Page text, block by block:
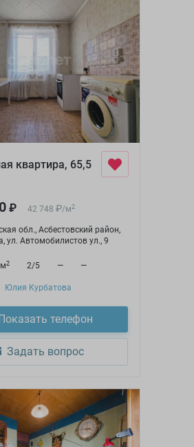
квартира, 65,5
₽ 42 748 ₽/м2
обл., Асбестовский район,
ул. Автомобилистов ул., 9
2 2/5 — —
Юлия Курбатова
телефон
Задать вопрос